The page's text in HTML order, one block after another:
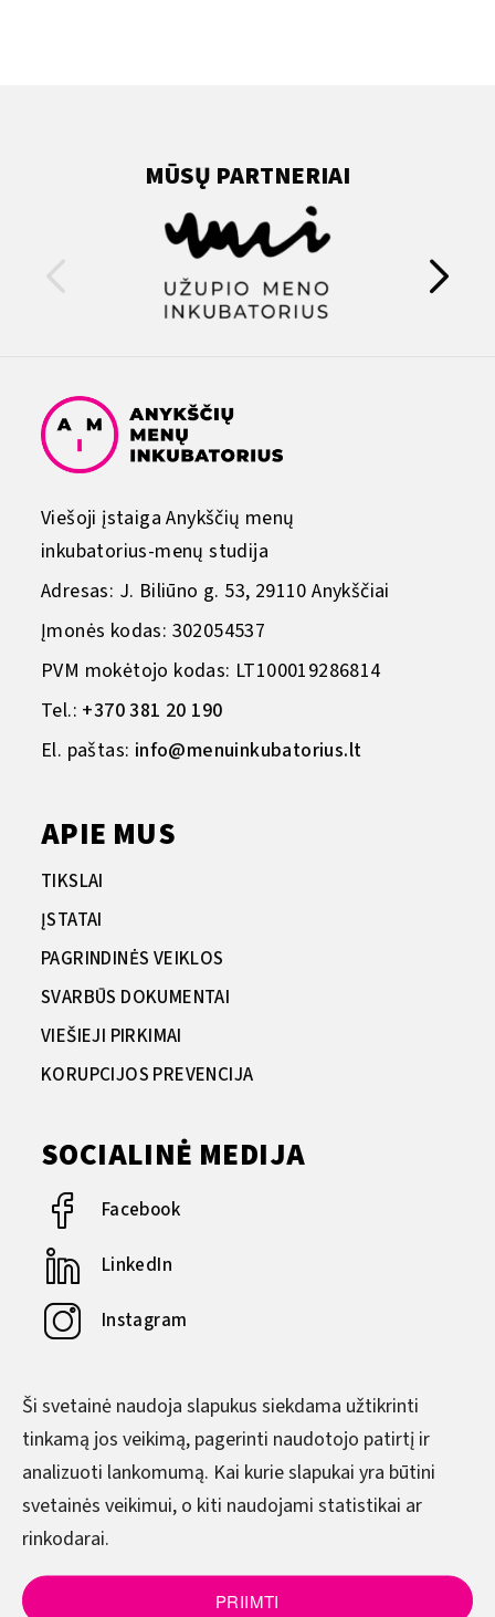
Ši svetainė naudoja slapukus siekdama užtikrinti
tinkamą jos veikimą, pagerinti naudotojo patirtį ir
analizuoti lankomumą. Kai kurie slapukai yra būtini
svetainės veikimui, o kiti naudojami statistikai ar
rinkodarai.
PRIIMTI
MŪSŲ PARTNERIAI
Viešoji įstaiga Anykščių menų
inkubatorius-menų studija
Adresas: J. Biliūno g. 53, 29110 Anykščiai
Įmonės kodas: 302054537
PVM mokėtojo kodas: LT100019286814
Tel.: +370 381 20 190
El. paštas: info@menuinkubatorius.lt
APIE MUS
TIKSLAI
ĮSTATAI
PAGRINDINĖS VEIKLOS
SVARBŪS DOKUMENTAI
VIEŠIEJI PIRKIMAI
KORUPCIJOS PREVENCIJA
SOCIALINĖ MEDIJA
Facebook
LinkedIn
Instagram
DARBO LAIKAS
Pirmadienis–Ketvirtadienis
8.00–17.00